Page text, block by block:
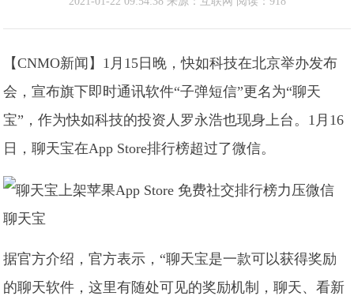
【CNMO新闻】1月15日晚，快如科技在北京举办发布
会，宣布旗下即时通讯软件“子弹短信”更名为“聊天
宝”，作为快如科技的投资人罗永浩也现身上台。1月16
日，聊天宝在App Store排行榜超过了微信。
聊天宝
据官方介绍，官方表示，“聊天宝是一款可以获得奖励
的聊天软件，这里有随处可见的奖励机制，聊天、看新